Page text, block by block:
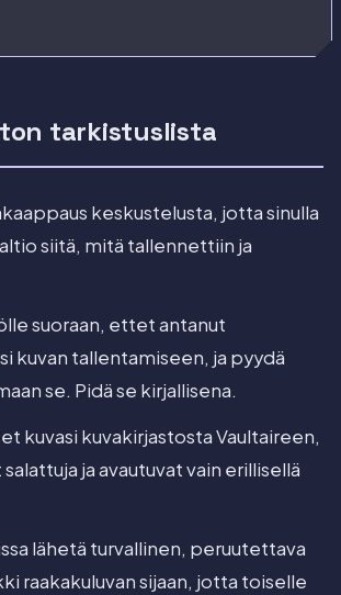
tarkistuslista
keskustelusta, jotta sinulla
siitä, mitä tallennettiin ja
suoraan, ettet antanut
kuvan tallentamiseen, ja pyydä
se. Pidä se kirjallisena.
kuvasi kuvakirjastosta Vaultaireen,
ja avautuvat vain erillisellä
lähetä turvallinen, peruutettava
raakakuluvan sijaan, jotta toiselle